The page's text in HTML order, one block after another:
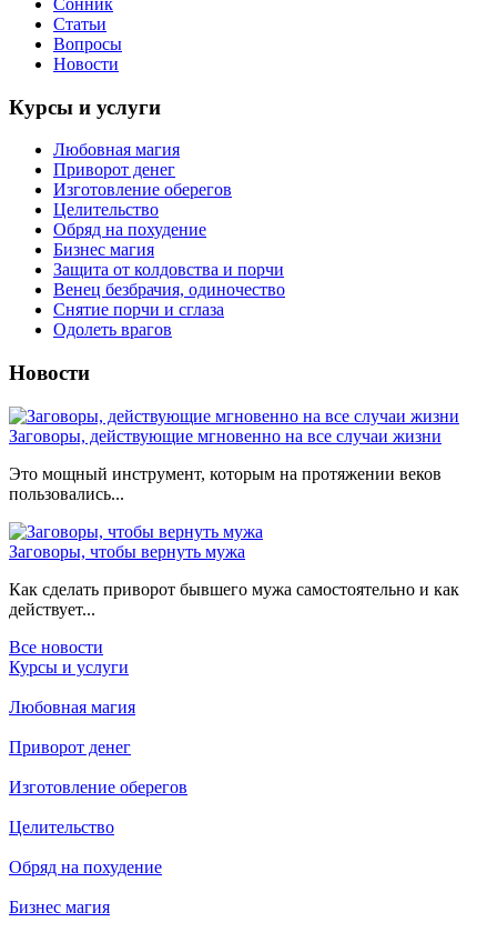
Сонник
Статьи
Вопросы
Новости
Курсы и услуги
Любовная магия
Приворот денег
Изготовление оберегов
Целительство
Обряд на похудение
Бизнес магия
Защита от колдовства и порчи
Венец безбрачия, одиночество
Снятие порчи и сглаза
Одолеть врагов
Новости
Заговоры, действующие мгновенно на все случаи жизни
Это мощный инструмент, которым на протяжении веков
пользовались...
Заговоры, чтобы вернуть мужа
Как сделать приворот бывшего мужа самостоятельно и как
действует...
Все новости
Курсы и услуги
Любовная магия
Приворот денег
Изготовление оберегов
Целительство
Обряд на похудение
Бизнес магия